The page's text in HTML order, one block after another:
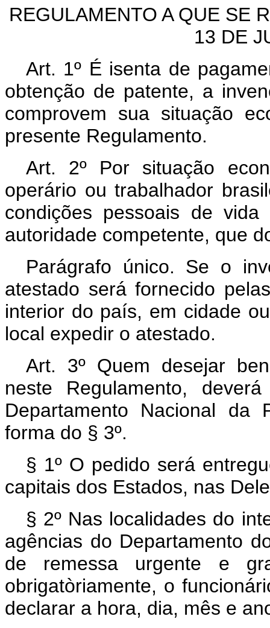
REGULAMENTO A QUE SE
13 DE
Art. 1º É isenta de
obtenção de patente, a
comprovem sua situação
presente Regulamento.
Art. 2º Por situação
operário ou trabalhador
condições pessoais de
autoridade competente, que
Parágrafo único. Se o
atestado será fornecido
interior do país, em cidade
local expedir o atestado.
Art. 3º Quem desejar
neste Regulamento,
Departamento Nacional da
forma do § 3º.
§ 1º O pedido será
capitais dos Estados, nas
§ 2º Nas localidades do
agências do Departamento
de remessa urgente e
obrigatòriamente, o
declarar a hora, dia, mês e